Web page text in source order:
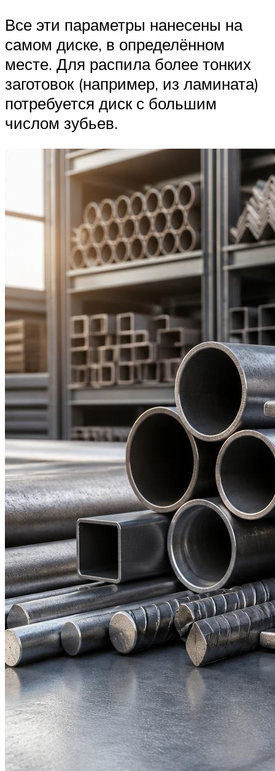
Все эти параметры нанесены на
самом диске, в определённом
месте. Для распила более тонких
заготовок (например, из ламината)
потребуется диск с большим
числом зубьев.